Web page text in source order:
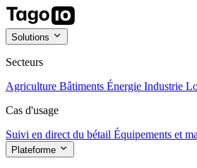
Solutions
Secteurs
Agriculture Bâtiments Énergie Industrie
Cas d'usage
Suivi en direct du bétail Équipements et
Plateforme